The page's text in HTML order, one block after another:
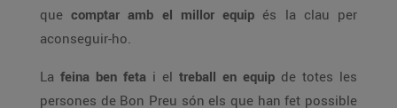
que comptar amb el millor equip és la clau per
aconseguir-ho.
La feina ben feta i el treball en equip de totes les
persones de Bon Preu són els que han fet possible